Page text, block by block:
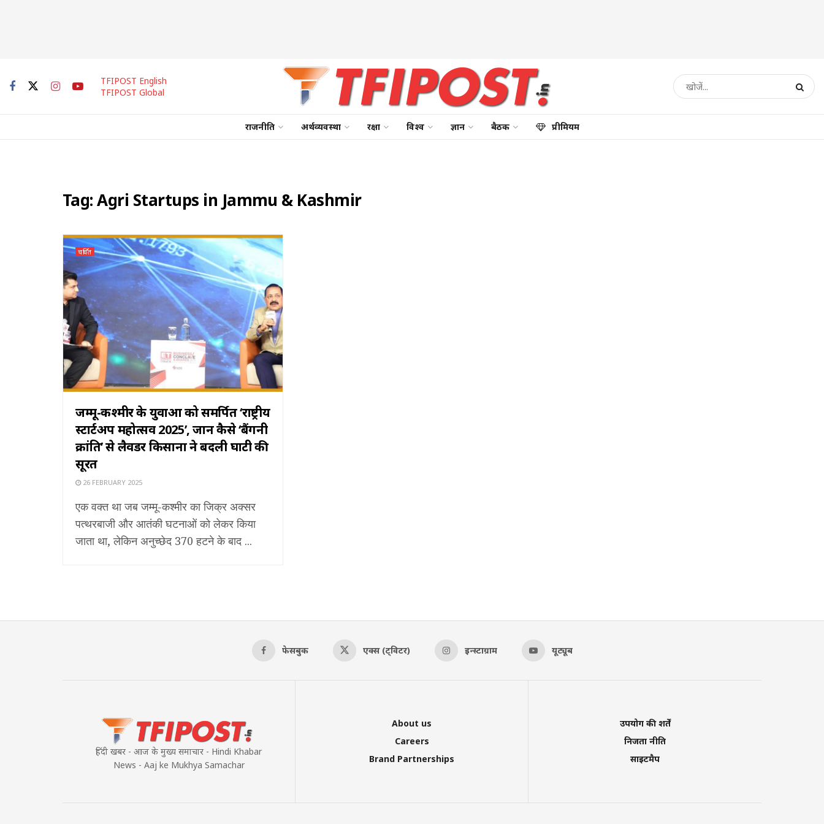
TFIPOST English
TFIPOST Global
राजनीति अर्थव्यवस्था रक्षा विश्व ज्ञान बैठक प्रीमियम
Tag:Agri Startups in Jammu & Kashmir
चर्चित
जम्मू-कश्मीर के युवाओं को समर्पित ‘राष्ट्रीय
स्टार्टअप महोत्सव 2025’, जानें कैसे ‘बैंगनी
क्रांति’ से लैवेंडर किसानों ने बदली घाटी की
सूरत
26 FEBRUARY 2025
एक वक्त था जब जम्मू-कश्मीर का जिक्र अक्सर
पत्थरबाजी और आतंकी घटनाओं को लेकर किया
जाता था, लेकिन अनुच्छेद 370 हटने के बाद ...
फेसबुक एक्स (ट्विटर) इन्स्टाग्राम यूट्यूब
हिंदी खबर - आज के मुख्य समाचार - Hindi Khabar
News - Aaj ke Mukhya Samachar
About us
Careers
Brand Partnerships
उपयोग की शर्तें
निजता नीति
साइटमैप